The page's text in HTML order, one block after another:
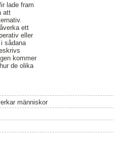
lade fram
att
ett
eller
sådana
kommer
de olika
människor